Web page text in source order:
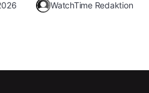
WatchTime Redaktion